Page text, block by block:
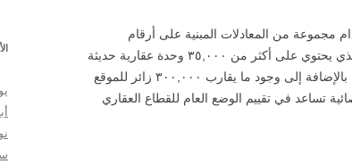
مجموعة من المعادلات المبنية على أرقام
وإحصائيات دقيقة يتم جمعها من محرك بحث عقارماب والذي يحتوي على أكثر من ٣٥,٠٠٠ وحدة عقارية حديثة
العرض، وأكثر من ٧٠,٠٠٠ وحدة عقارية عرضت من قبل، بالإضافة إلى وجود ما يقارب ٣٠٠,٠٠٠ زائر للموقع
تساعد في تقييم الوضع العام للقطاع العقاري